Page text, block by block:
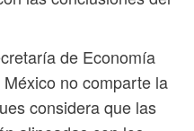
de Economía
no comparte la
considera que las